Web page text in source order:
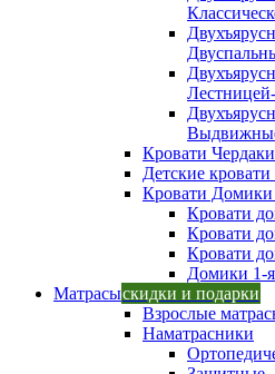
Кровати
Детские
Кровати Домики
Кровати
Кровати
Кровати
Домики 1-
Матрасыскидки и подарки
Взрослые
Наматрасники